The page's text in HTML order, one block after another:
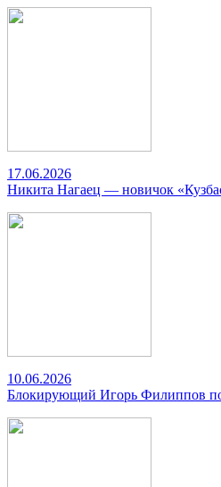
17.06.2026
Никита Нагаец — новичок
10.06.2026
Блокирующий Игорь Филиппов